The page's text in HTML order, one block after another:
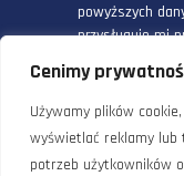
Cenimy
Używamy plików
wyświetlać reklamy lub
potrzeb użytkowników
powyższych
przysługuje mi
czasie.